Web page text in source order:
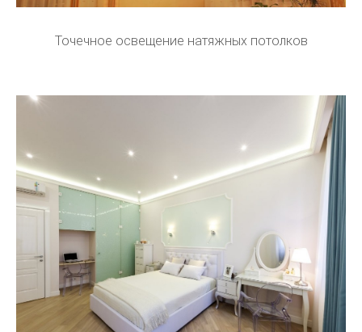
Точечное освещение натяжных потолков